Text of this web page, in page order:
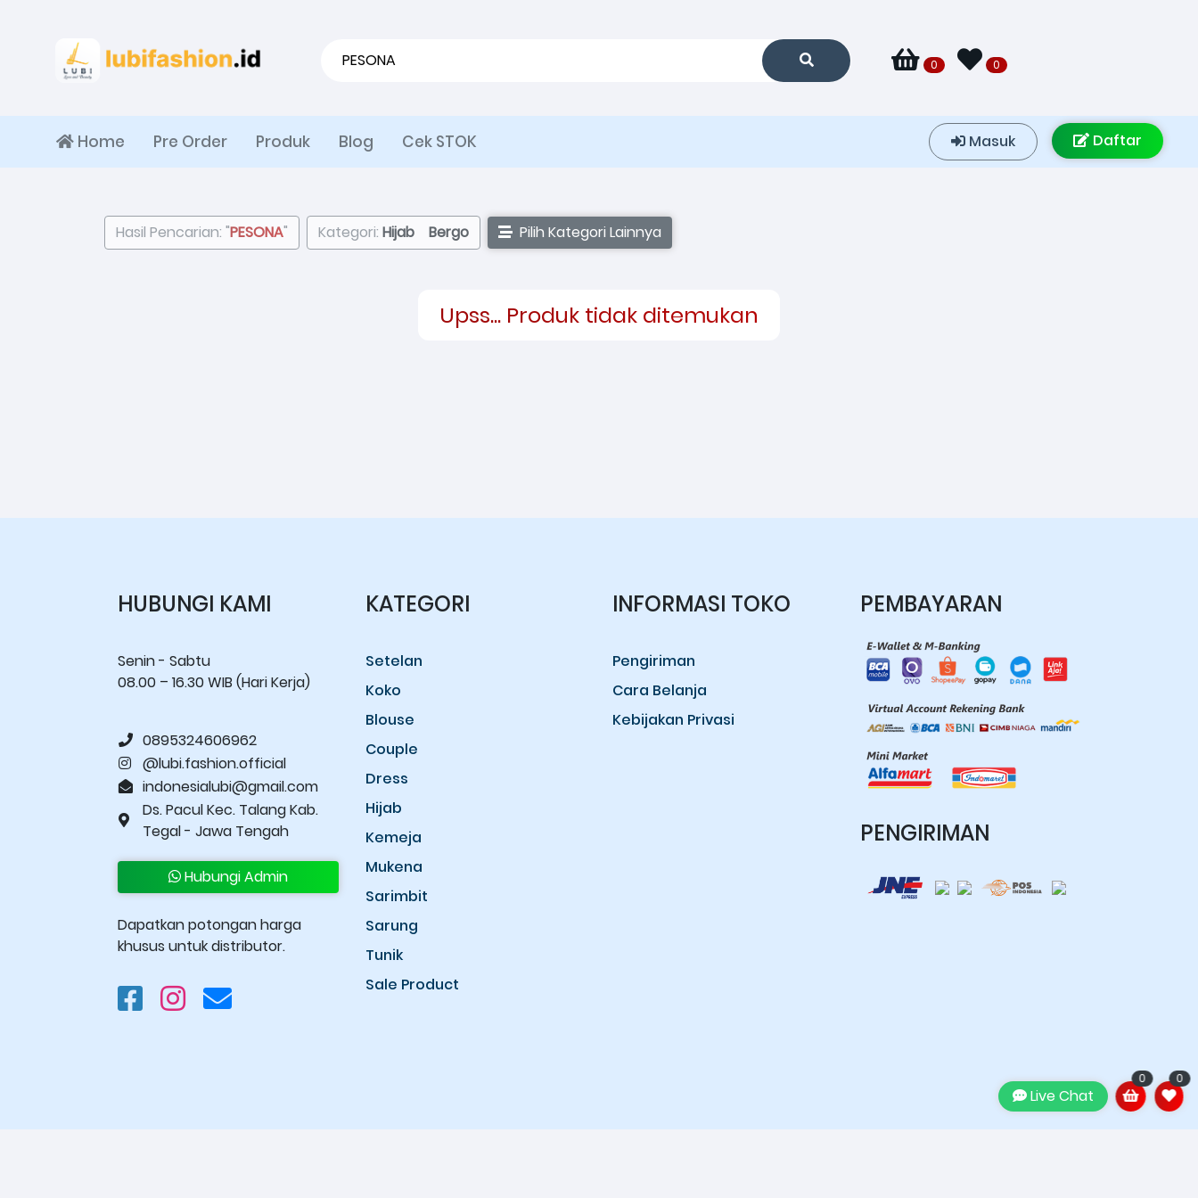
0 0
Home Pre Order Produk Blog Cek STOK Masuk Daftar
Hasil Pencarian: "PESONA" Kategori: Hijab Bergo Pilih Kategori Lainnya
Upss... Produk tidak ditemukan
HUBUNGI KAMI
Senin - Sabtu
08.00 – 16.30 WIB (Hari Kerja)
0895324606962
@lubi.fashion.official
indonesialubi@gmail.com
Ds. Pacul Kec. Talang Kab.
Tegal - Jawa Tengah
Hubungi Admin
Dapatkan potongan harga
khusus untuk distributor.
KATEGORI
Setelan
Koko
Blouse
Couple
Dress
Hijab
Kemeja
Mukena
Sarimbit
Sarung
Tunik
Sale Product
INFORMASI TOKO
Pengiriman
Cara Belanja
Kebijakan Privasi
PEMBAYARAN
PENGIRIMAN
0 0
Live Chat